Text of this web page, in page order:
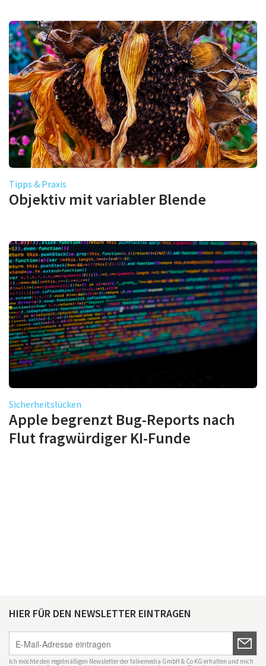
Tipps & Praxis
Objektiv mit variabler Blende
Sicherheitslücken
Apple begrenzt Bug-Reports nach
Flut fragwürdiger KI-Funde
HIER FÜR DEN NEWSLETTER EINTRAGEN
Ich möchte den regelmäßigen Newsletter der falkemedia GmbH & Co KG erhalten und mich